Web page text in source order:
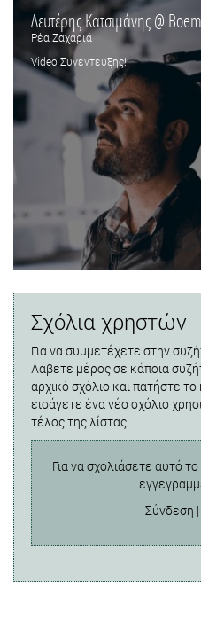
Λευτέρης Κατσιμάνης @
Ρέα Ζαχαριά
Video Συνέντευξης!
Σχόλια χρηστών
Για να συμμετέχετε στην
Λάβετε μέρος σε κάποια
αρχικό σχόλιο και πατήστε
εισάγετε ένα νέο σχόλιο
τέλος της λίστας.
Για να σχολιάσετε αυτό
Σύνδεση |